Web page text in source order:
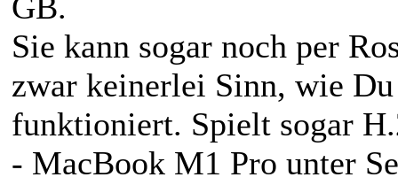
Sie kann sogar noch per
zwar keinerlei Sinn, wie
funktioniert. Spielt sogar
- MacBook M1 Pro unter